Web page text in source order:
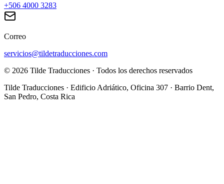
+506 4000 3283
Correo
servicios@tildetraducciones.com
© 2026 Tilde Traducciones · Todos los derechos reservados
Tilde Traducciones · Edificio Adriático, Oficina 307 · Barrio Dent,
San Pedro, Costa Rica